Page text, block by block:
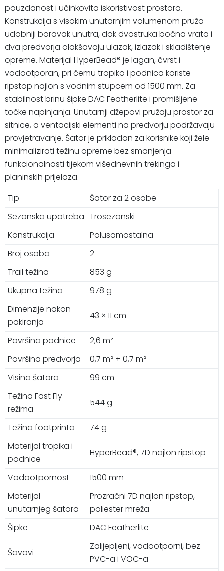
pouzdanost i učinkovita iskoristivost prostora.
Konstrukcija s visokim unutarnjim volumenom pruža
udobniji boravak unutra, dok dvostruka bočna vrata i
dva predvorja olakšavaju ulazak, izlazak i skladištenje
opreme. Materijal HyperBead® je lagan, čvrst i
vodootporan, pri čemu tropiko i podnica koriste
ripstop najlon s vodnim stupcem od 1500 mm. Za
stabilnost brinu šipke DAC Featherlite i promišljene
točke napinjanja. Unutarnji džepovi pružaju prostor za
sitnice, a ventacijski elementi na predvorju podržavaju
provjetravanje. Šator je prikladan za korisnike koji žele
minimalizirati težinu opreme bez smanjenja
funkcionalnosti tijekom višednevnih trekinga i
planinskih prijelaza.
Tip
Šator za 2 osobe
Sezonska upotreba Trosezonski
Konstrukcija
Polusamostalna
Broj osoba
2
Trail težina
853 g
Ukupna težina
978 g
Dimenzije nakon
pakiranja
43 × 11 cm
Površina podnice
2,6 m²
Površina predvorja
0,7 m² + 0,7 m²
Visina šatora
99 cm
Težina Fast Fly
režima
544 g
Težina footprinta
74 g
Materijal tropika i
podnice
HyperBead®, 7D najlon ripstop
Vodootpornost
1500 mm
Materijal
unutarnjeg šatora
Prozračni 7D najlon ripstop,
poliester mreža
Šipke
DAC Featherlite
Šavovi
Zalijepljeni, vodootporni, bez
PVC-a i VOC-a